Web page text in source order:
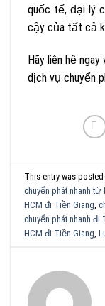
quốc tế, đại lý
cậy của tất cả
Hãy liên hệ
dịch vụ chuyển
This entry was
chuyển phát nhanh
HCM đi Tiền Giang,
chuyển phát nhanh đi
HCM đi Tiền Giang,